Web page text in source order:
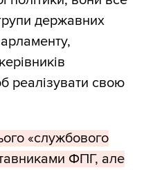
державних
реалізувати свою
«службового
ФПГ, але